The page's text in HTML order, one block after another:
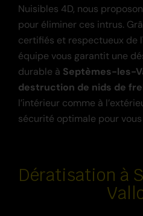
Nuisibles 4D, nous
pour éliminer ces intrus.
certifiés et respectueux de
équipe vous garantit une
durable à Septèmes-les-
destruction de nids de
l’intérieur comme à
sécurité optimale pour
Dératisation à